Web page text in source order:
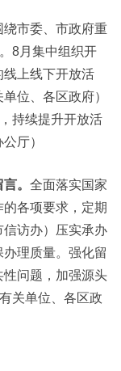
绕市委、市政府重
8月集中组织开
线上线下开放活
位、各区政府）
持续提升开放活
厅）
。 全面落实国家
各项要求，定期
访办）压实承办
理质量。强化留
问题，加强源头
关单位、各区政